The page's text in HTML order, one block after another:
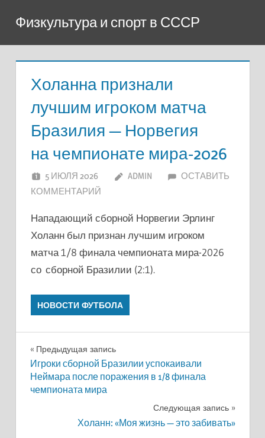
содержимому
Физкультура и спорт в СССР
Холанна признали
лучшим игроком матча
Бразилия — Норвегия
на чемпионате мира-2026
5 ИЮЛЯ 2026 ADMIN
ОСТАВИТЬ
КОММЕНТАРИЙ
Нападающий сборной Норвегии Эрлинг
Холанн был признан лучшим игроком
матча 1/8 финала чемпионата мира-2026
со сборной Бразилии (2:1).
НОВОСТИ ФУТБОЛА
Навигация
по
записям
Предыдущая запись
Игроки сборной Бразилии успокаивали
Неймара после поражения в 1/8 финала
чемпионата мира
Следующая запись
Холанн: «Моя жизнь — это забивать»